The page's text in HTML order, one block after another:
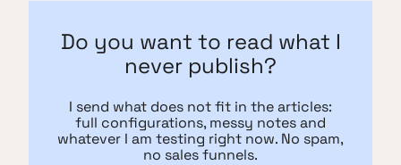
Do you want to read what I
never publish?
I send what does not fit in the articles:
full configurations, messy notes and
whatever I am testing right now. No spam,
no sales funnels.